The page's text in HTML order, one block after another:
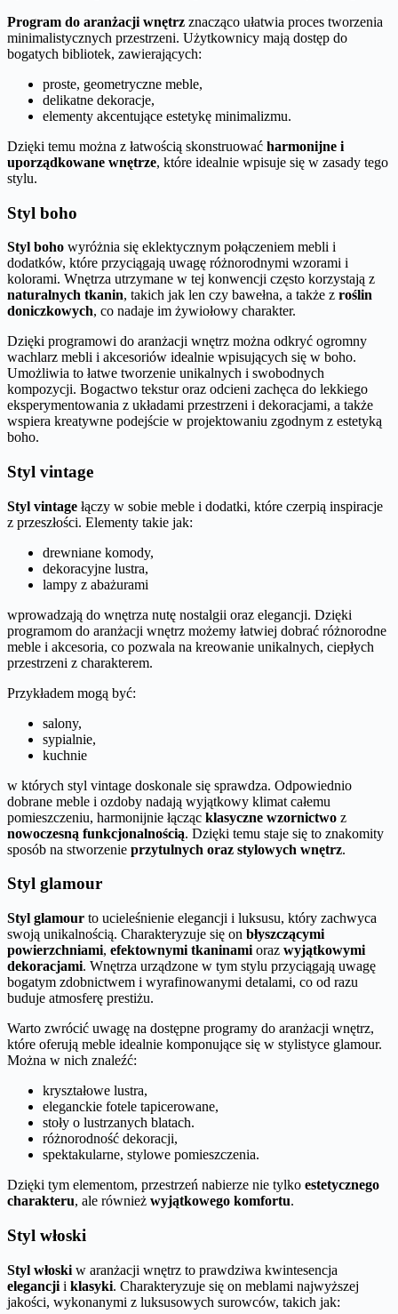
Program do aranżacji wnętrz znacząco ułatwia proces tworzenia
minimalistycznych przestrzeni. Użytkownicy mają dostęp do
bogatych bibliotek, zawierających:
proste, geometryczne meble,
delikatne dekoracje,
elementy akcentujące estetykę minimalizmu.
Dzięki temu można z łatwością skonstruować harmonijne i
uporządkowane wnętrze, które idealnie wpisuje się w zasady tego
stylu.
Styl boho
Styl boho wyróżnia się eklektycznym połączeniem mebli i
dodatków, które przyciągają uwagę różnorodnymi wzorami i
kolorami. Wnętrza utrzymane w tej konwencji często korzystają z
naturalnych tkanin, takich jak len czy bawełna, a także z roślin
doniczkowych, co nadaje im żywiołowy charakter.
Dzięki programowi do aranżacji wnętrz można odkryć ogromny
wachlarz mebli i akcesoriów idealnie wpisujących się w boho.
Umożliwia to łatwe tworzenie unikalnych i swobodnych
kompozycji. Bogactwo tekstur oraz odcieni zachęca do lekkiego
eksperymentowania z układami przestrzeni i dekoracjami, a także
wspiera kreatywne podejście w projektowaniu zgodnym z estetyką
boho.
Styl vintage
Styl vintage łączy w sobie meble i dodatki, które czerpią inspiracje
z przeszłości. Elementy takie jak:
drewniane komody,
dekoracyjne lustra,
lampy z abażurami
wprowadzają do wnętrza nutę nostalgii oraz elegancji. Dzięki
programom do aranżacji wnętrz możemy łatwiej dobrać różnorodne
meble i akcesoria, co pozwala na kreowanie unikalnych, ciepłych
przestrzeni z charakterem.
Przykładem mogą być:
salony,
sypialnie,
kuchnie
w których styl vintage doskonale się sprawdza. Odpowiednio
dobrane meble i ozdoby nadają wyjątkowy klimat całemu
pomieszczeniu, harmonijnie łącząc klasyczne wzornictwo z
nowoczesną funkcjonalnością. Dzięki temu staje się to znakomity
sposób na stworzenie przytulnych oraz stylowych wnętrz.
Styl glamour
Styl glamour to ucieleśnienie elegancji i luksusu, który zachwyca
swoją unikalnością. Charakteryzuje się on błyszczącymi
powierzchniami, efektownymi tkaninami oraz wyjątkowymi
dekoracjami. Wnętrza urządzone w tym stylu przyciągają uwagę
bogatym zdobnictwem i wyrafinowanymi detalami, co od razu
buduje atmosferę prestiżu.
Warto zwrócić uwagę na dostępne programy do aranżacji wnętrz,
które oferują meble idealnie komponujące się w stylistyce glamour.
Można w nich znaleźć:
kryształowe lustra,
eleganckie fotele tapicerowane,
stoły o lustrzanych blatach.
różnorodność dekoracji,
spektakularne, stylowe pomieszczenia.
Dzięki tym elementom, przestrzeń nabierze nie tylko estetycznego
charakteru, ale również wyjątkowego komfortu.
Styl włoski
Styl włoski w aranżacji wnętrz to prawdziwa kwintesencja
elegancji i klasyki. Charakteryzuje się on meblami najwyższej
jakości, wykonanymi z luksusowych surowców, takich jak: